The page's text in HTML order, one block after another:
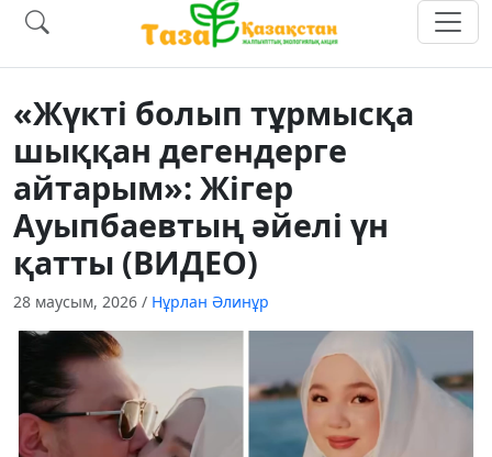
«Жүкті болып тұрмысқа
шыққан дегендерге
айтарым»: Жігер
Ауыпбаевтың әйелі үн
қатты (ВИДЕО)
28 маусым, 2026 / Нұрлан Әлинұр